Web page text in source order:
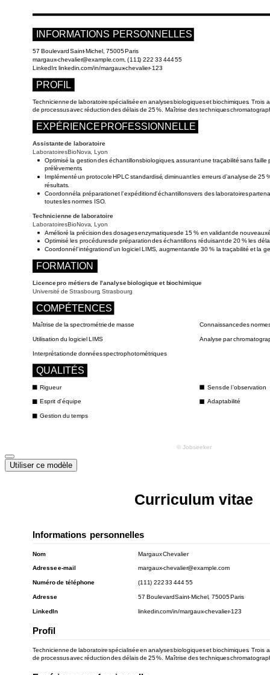
Utiliser ce modèle